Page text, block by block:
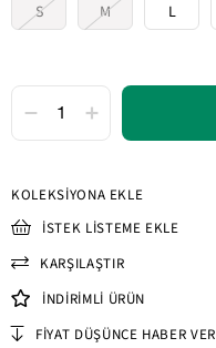
S M L
KOLEKSIYONA EKLE
İSTEK LISTEME EKLE
KARŞILAŞTIR
İNDIRIMLI ÜRÜN
FIYAT DÜŞÜNCE HABER VER